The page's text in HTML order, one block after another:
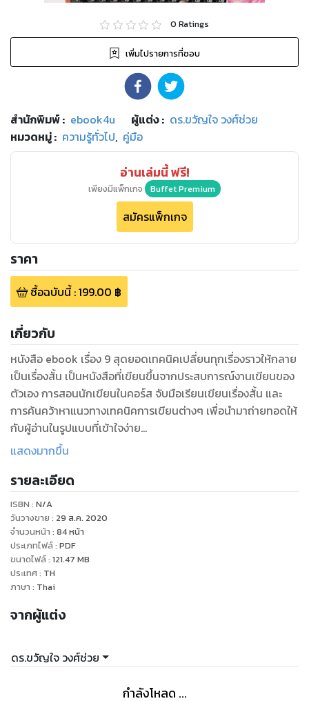
0 Ratings
เพิ่มไปรายการที่ชอบ
สำนักพิมพ์: ebook4u ผู้แต่ง : ดร.ขวัญใจ วงศ์ช่วย
หมวดหมู่: ความรู้ทั่วไป, คู่มือ
อ่านเล่มนี้ ฟรี!
เพียงมีแพ็กเกจ Buffet Premium
สมัครแพ็กเกจ
ราคา
ซื้อฉบับนี้:199.00 ฿
เกี่ยวกับ
หนังสือ ebook เรื่อง 9 สุดยอดเทคนิคเปลี่ยนทุกเรื่องราวให้กลาย
เป็นเรื่องสั้น เป็นหนังสือที่เขียนขึ้นจากประสบการณ์งานเขียนของ
ตัวเอง การสอนนักเขียนในคอร์ส จับมือเรียนเขียนเรื่องสั้น และ
การค้นคว้าหาแนวทางเทคนิคการเขียนต่างๆ เพื่อนำมาถ่ายทอดให้
กับผู้อ่านในรูปแบบที่เข้าใจง่าย
หวังเป็นอย่างยิ่งว่าหนังสือเล่มนี้จะสามารถเป็นแนวทางในการเขียน
ให้ได้อรรถรส ซึ่งในหนังสือเล่มนี้มีคำตอบ และตัวอย่างให้มาอ่าน
แสดงมากขึ้น
รายละเอียด
ISBN : N/A
วันวางขาย : 29 ส.ค. 2020
จำนวนหน้า : 84หน้า
ประเภทไฟล์: PDF
ขนาดไฟล์: 121.47 MB
ประเทศ: TH
ภาษา : Thai
จากผู้แต่ง
ดร.ขวัญใจ วงศ์ช่วย
กำลังโหลด ...